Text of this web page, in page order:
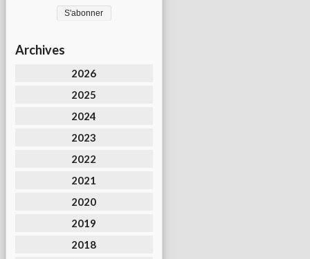
Archives
2026
2025
2024
2023
2022
2021
2020
2019
2018